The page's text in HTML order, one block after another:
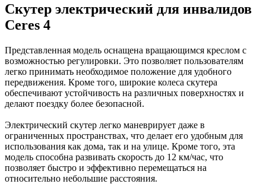
Скутер электрический для инвалидов
Ceres 4
Представленная модель оснащена вращающимся креслом с
возможностью регулировки. Это позволяет пользователям
легко принимать необходимое положение для удобного
передвижения. Кроме того, широкие колеса скутера
обеспечивают устойчивость на различных поверхностях и
делают поездку более безопасной.
Электрический скутер легко маневрирует даже в
ограниченных пространствах, что делает его удобным для
использования как дома, так и на улице. Кроме того, эта
модель способна развивать скорость до 12 км/час, что
позволяет быстро и эффективно перемещаться на
относительно небольшие расстояния.